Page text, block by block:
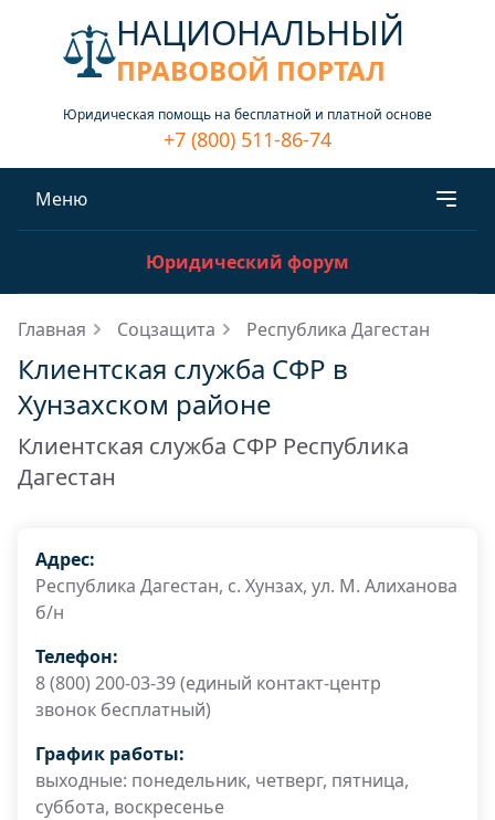
НАЦИОНАЛЬНЫЙ
ПРАВОВОЙ ПОРТАЛ
Юридическая помощь на бесплатной и платной основе
+7 (800) 511-86-74
Меню
Юридический форум
Главная Соцзащита Республика Дагестан
Клиентская служба СФР в
Хунзахском районе
Клиентская служба СФР Республика
Дагестан
Адрес:
Республика Дагестан, с. Хунзах, ул. М. Алиханова
б/н
Телефон:
8 (800) 200-03-39 (единый контакт-центр
звонок бесплатный)
График работы:
выходные: понедельник, четверг, пятница,
суббота, воскресенье